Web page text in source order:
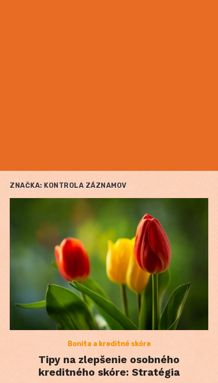
ZNAČKA: KONTROLA ZÁZNAMOV
Bonita a kreditné skóre
Tipy na zlepšenie osobného
kreditného skóre: Stratégia